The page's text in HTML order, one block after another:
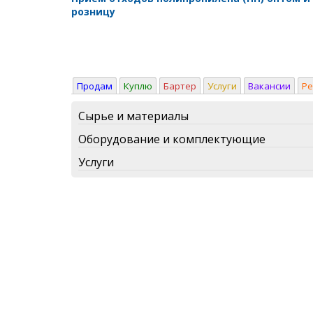
розницу
Продам Куплю Бартер Услуги Вакансии
Сырье и материалы
Оборудование и комплектующие
Услуги